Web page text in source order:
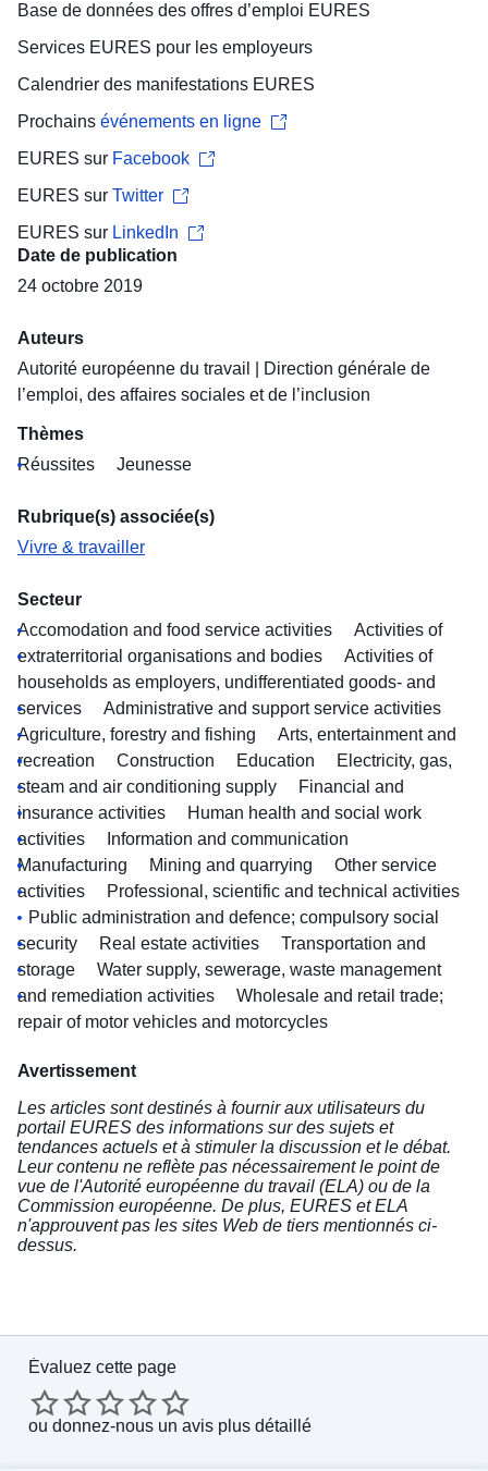
Base de données des offres d’emploi EURES
Services EURES pour les employeurs
Calendrier des manifestations EURES
Prochains événements en ligne
EURES sur Facebook
EURES sur Twitter
EURES sur LinkedIn
Date de publication
24 octobre 2019
Auteurs
Autorité européenne du travail
Direction générale de
l’emploi, des affaires sociales et de l’inclusion
Thèmes
Réussites
Jeunesse
Rubrique(s) associée(s)
Vivre & travailler
Secteur
Accomodation and food service activities
Activities of
extraterritorial organisations and bodies
Activities of
households as employers, undifferentiated goods- and
services
Administrative and support service activities
Agriculture, forestry and fishing
Arts, entertainment and
recreation
Construction Education
Electricity, gas,
steam and air conditioning supply
Financial and
insurance activities
Human health and social work
activities
Information and communication
Manufacturing
Mining and quarrying
Other service
activities
Professional, scientific and technical activities
Public administration and defence; compulsory social
security
Real estate activities
Transportation and
storage
Water supply, sewerage, waste management
and remediation activities
Wholesale and retail trade;
repair of motor vehicles and motorcycles
Avertissement
Les articles sont destinés à fournir aux utilisateurs du
portail EURES des informations sur des sujets et
tendances actuels et à stimuler la discussion et le débat.
Leur contenu ne reflète pas nécessairement le point de
vue de l'Autorité européenne du travail (ELA) ou de la
Commission européenne. De plus, EURES et ELA
n'approuvent pas les sites Web de tiers mentionnés ci-
dessus.
Évaluez cette page
ou donnez-nous un avis plus détaillé